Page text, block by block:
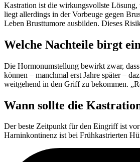
Kastration ist die wirkungsvollste
liegt allerdings in der Vorbeuge gegen
Leben Brusttumore ausbilden. Dieses
Welche Nachteile birgt
Die Hormonumstellung bewirkt zwar,
können – manchmal erst Jahre später –
weitgehend in den Griff zu bekommen.
Wann sollte die
Der beste Zeitpunkt für den Eingriff ist
Harninkontinenz ist bei Frühkastrierten